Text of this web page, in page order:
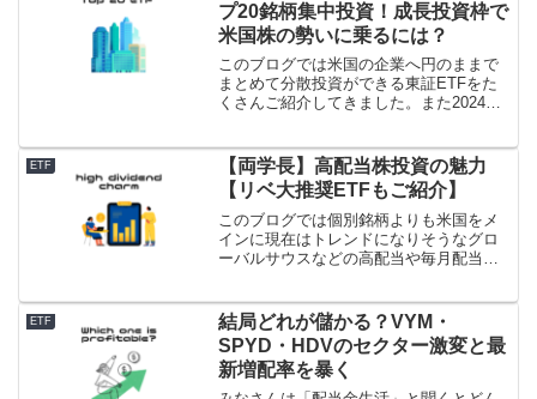
プ20銘柄集中投資！成長投資枠で
米国株の勢いに乗るには？
このブログでは米国の企業へ円のままで
まとめて分散投資ができる東証ETFをた
くさんご紹介してきました。また2024年
されているのではないでしょうか。そし
て202...
ETF
【両学長】高配当株投資の魅力
【リベ大推奨ETFもご紹介】
このブログでは個別銘柄よりも米国をメ
インに現在はトレンドになりそうなグロ
ーバルサウスなどの高配当や毎月配当の
と考えているからです。もちろん個別銘
柄もとても魅力的で資産...
ETF
結局どれが儲かる？VYM・
SPYD・HDVのセクター激変と最
新増配率を暴く